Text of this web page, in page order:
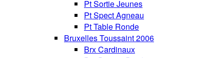
Pt Sortie Jeunes
Pt Spect Agneau
Pt Table Ronde
Bruxelles Toussaint 2006
Brx Cardinaux